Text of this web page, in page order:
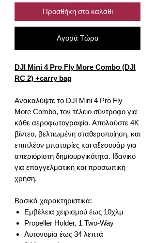
Προσθήκη στο καλάθι
Αγορά Τώρα
DJI Mini 4 Pro Fly More Combo (DJI
RC 2) +carry bag
Ανακαλύψτε το DJI Mini 4 Pro Fly
More Combo, τον τέλειο σύντροφο για
κάθε αεροφωτογραφία. Απολαύστε 4K
βίντεο, βελτιωμένη σταθεροποίηση, και
επιπλέον μπαταρίες και αξεσουάρ για
απεριόριστη δημιουργικότητα. Ιδανικό
για επαγγελματική και προσωπική
χρήση.
Βασικά χαρακτηριστικά:
Εμβέλεια χειρισμού έως 10χλμ
Propeller Holder, 1 Two-Way
Αυτονομία έως 34 λεπτά